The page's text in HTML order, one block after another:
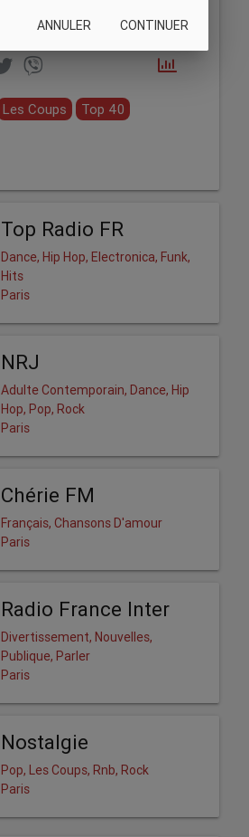
ANNULER CONTINUER
Les Coups
Top 40
Top Radio FR
Dance, Hip Hop, Electronica, Funk,
Hits
Paris
NRJ
Adulte Contemporain, Dance, Hip
Hop, Pop, Rock
Paris
Chérie FM
Français, Chansons D'amour
Paris
Radio France Inter
Divertissement, Nouvelles,
Publique, Parler
Paris
Nostalgie
Pop, Les Coups, Rnb, Rock
Paris